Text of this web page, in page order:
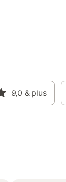
9,0 & plus